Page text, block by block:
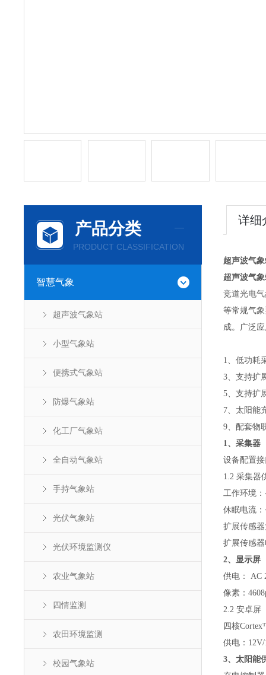
产品分类
PRODUCT CLASSIFICATION
智慧气象
超声波气象站
小型气象站
便携式气象站
防爆气象站
化工厂气象站
全自动气象站
手持气象站
光伏气象站
光伏环境监测仪
农业气象站
四情监测
农田环境监测
校园气象站
详细
超声波气
超声波气
竞道光电
等常规气
成。广泛
1、低功耗
3、支持扩
5、支持扩
7、太阳能
9、配套物
1、 采集器
设备配置
1.2 采集器
工作环境
休眠电流
扩展传感
扩展传感
2、 显示屏
供电： AC
像素：
2.2 安卓屏
四核
供电：
3、太阳能